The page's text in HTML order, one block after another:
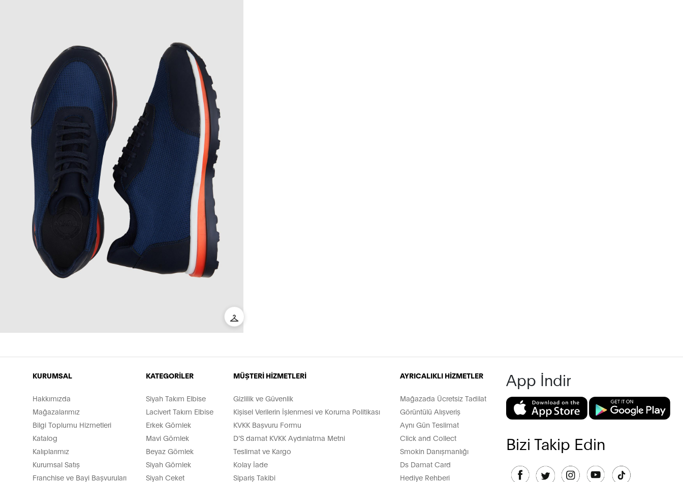
KURUMSAL
Hakkımızda
Mağazalarımız
Bilgi Toplumu Hizmetleri
Katalog
Kalıplarımız
Kurumsal Satış
Franchise ve Bayi Başvuruları
KATEGORİLER
Siyah Takım Elbise
Lacivert Takım Elbise
Erkek Gömlek
Mavi Gömlek
Beyaz Gömlek
Siyah Gömlek
Siyah Ceket
MÜŞTERİ HİZMETLERİ
Gizlilik ve Güvenlik
Kişisel Verilerin İşlenmesi ve Koruma Politikası
KVKK Başvuru Formu
D’S damat KVKK Aydınlatma Metni
Teslimat ve Kargo
Kolay İade
Sipariş Takibi
AYRICALIKLI HİZMETLER
Mağazada Ücretsiz Tadilat
Görüntülü Alışveriş
Aynı Gün Teslimat
Click and Collect
Smokin Danışmanlığı
Ds Damat Card
Hediye Rehberi
App İndir
Bizi Takip Edin